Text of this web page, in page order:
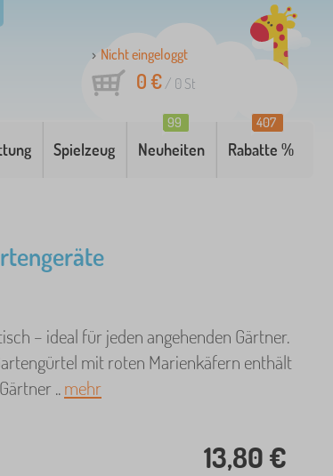
Nicht eingeloggt
0 €/ 0 St
Spielzeug Neuheiten
99
Rabatte %
407
– ideal für jeden angehenden Gärtner.
mit roten Marienkäfern enthält
..mehr
13,80 €